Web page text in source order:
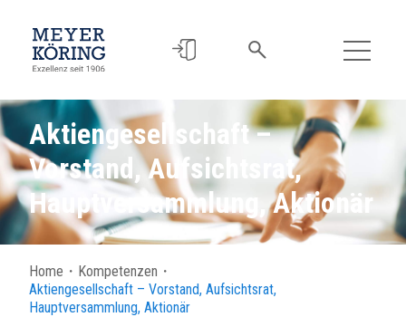
Aktiengesellschaft –
Vorstand, Aufsichtsrat,
Hauptversammlung, Aktionär
Home ・ Kompetenzen ・
Aktiengesellschaft – Vorstand, Aufsichtsrat,
Hauptversammlung, Aktionär